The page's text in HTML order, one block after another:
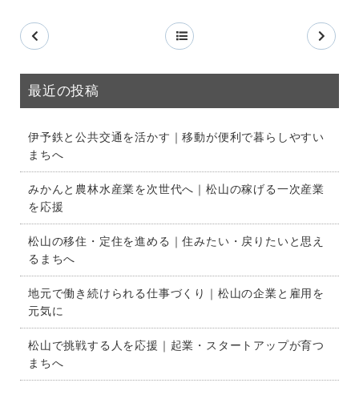
最近の投稿
伊予鉄と公共交通を活かす｜移動が便利で暮らしやすい
まちへ
みかんと農林水産業を次世代へ｜松山の稼げる一次産業
を応援
松山の移住・定住を進める｜住みたい・戻りたいと思え
るまちへ
地元で働き続けられる仕事づくり｜松山の企業と雇用を
元気に
松山で挑戦する人を応援｜起業・スタートアップが育つ
まちへ